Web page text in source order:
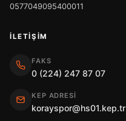
0577049095400011
İLETIŞIM
FAKS
0 (224) 247 87 07
KEP ADRESI
korayspor@hs01.kep.tr